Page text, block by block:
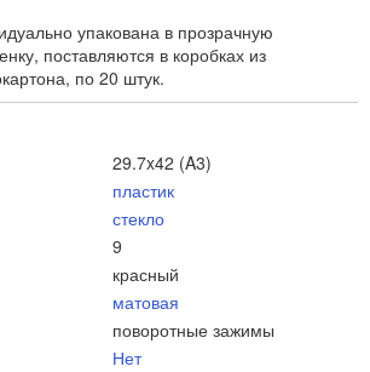
упакована в прозрачную
поставляются в коробках из
по 20 штук.
29.7x42 (A3)
пластик
стекло
9
красный
матовая
поворотные зажимы
Нет